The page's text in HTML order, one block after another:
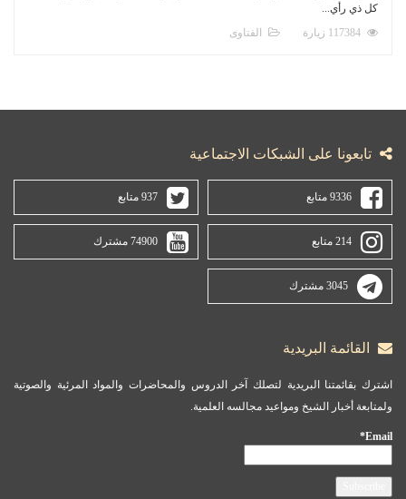
كل ذي رأي...
الفتاوى
تابعونا على الشبكات الاجتماعية
9336 متابع 937 متابع
214 متابع 74900 مشترك
3045 مشترك
القائمة البريدية
اشترك بقائمتنا البريدية لتصلك آخر الدروس والمحاضرات والمواد المرئية والصوتية
ولمتابعة أخبار الشيخ ومواعيد مجالسه العلمية.
Email*